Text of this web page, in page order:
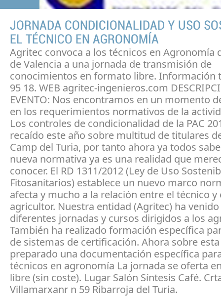
JORNADA CONDICIONALIDAD Y USO
EL TÉCNICO EN AGRONOMÍA
Agritec convoca a los técnicos en Agronomía
de Valencia a una jornada de transmisión de
conocimientos en formato libre. Información
95 18. WEB agritec-ingenieros.com
EVENTO: Nos encontramos en un momento
en los requerimientos normativos de la
Los controles de condicionalidad de la PAC
recaído este año sobre multitud de titulares
Camp del Turia, por tanto ahora ya todos
nueva normativa ya es una realidad que
conocer. El RD 1311/2012 (Ley de Uso
Fitosanitarios) establece un nuevo marco
afecta y mucho a la relación entre el técnico y
agricultor. Nuestra entidad (Agritec) ha
diferentes jornadas y cursos dirigidos a los
También ha realizado formación específica
de sistemas de certificación. Ahora sobre
preparado una documentación específica
técnicos en agronomía La jornada se oferta
libre (sin coste). Lugar Salón Síntesis Café.
Villamarxanr n 59 Ribarroja del Turia.